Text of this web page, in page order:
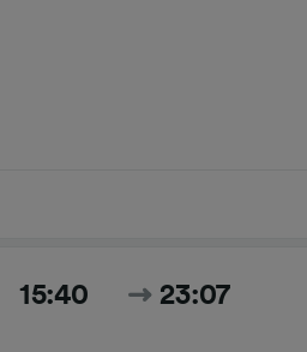
15:40 23:07